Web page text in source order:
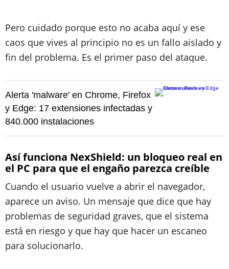
Pero cuidado porque esto no acaba aquí y ese
caos que vives al principio no es un fallo aislado y
fin del problema. Es el primer paso del ataque.
Alerta 'malware' en Chrome, Firefox
y Edge: 17 extensiones infectadas y
840.000 instalaciones
Así funciona NexShield: un bloqueo real en
el PC para que el engaño parezca creíble
Cuando el usuario vuelve a abrir el navegador,
aparece un aviso. Un mensaje que dice que hay
problemas de seguridad graves, que el sistema
está en riesgo y que hay que hacer un escaneo
para solucionarlo.